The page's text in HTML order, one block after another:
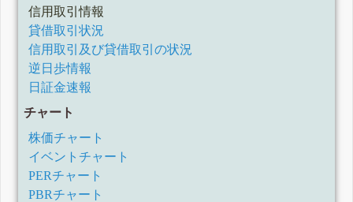
信用取引情報
貸借取引状況
信用取引及び貸借取引の状況
逆日歩情報
日証金速報
チャート
株価チャート
イベントチャート
PERチャート
PBRチャート